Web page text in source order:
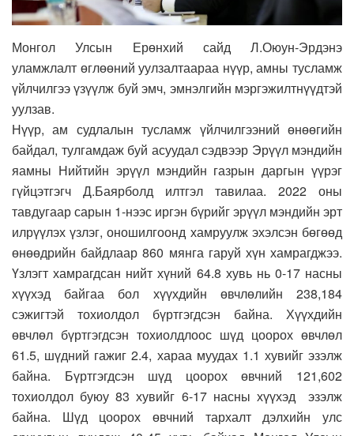
Монгол Улсын Ерөнхий сайд Л.Оюун-Эрдэнэ
уламжлалт өглөөний уулзалтаараа нүүр, амны тусламж
үйлчилгээ үзүүлж буй эмч, эмнэлгийн мэргэжилтнүүдтэй
уулзав.
Нүүр, ам судлалын тусламж үйлчилгээний өнөөгийн
байдал, тулгамдаж буй асуудал сэдвээр Эрүүл мэндийн
яамны Нийтийн эрүүл мэндийн газрын даргын үүрэг
гүйцэтгэгч Д.Баярболд илтгэл тавилаа. 2022 оны
тавдугаар сарын 1-нээс иргэн бүрийг эрүүл мэндийн эрт
илрүүлэх үзлэг, оношилгоонд хамруулж эхэлсэн бөгөөд
өнөөдрийн байдлаар 860 мянга гаруй хүн хамрагджээ.
Үзлэгт хамрагдсан нийт хүний 64.8 хувь нь 0-17 насны
хүүхэд байгаа бол хүүхдийн өвчлөлийн 238,184
сэжигтэй тохиолдол бүртгэгдсэн байна. Хүүхдийн
өвчлөл бүртгэгдсэн тохиолдлоос шүд цоорох өвчлөл
61.5, шүдний гажиг 2.4, хараа муудах 1.1 хувийг эзэлж
байна. Бүртгэгдсэн шүд цоорох өвчний 121,602
тохиолдол буюу 83 хувийг 6-17 насны хүүхэд эзэлж
байна. Шүд цоорох өвчний тархалт дэлхийн улс